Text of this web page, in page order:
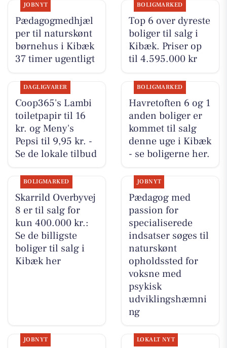
JOBNYT
Pædagogmedhjæl
per til naturskønt
børnehus i Kibæk
37 timer ugentligt
BOLIGMARKED
Top 6 over dyreste
boliger til salg i
Kibæk. Priser op
til 4.595.000 kr
DAGLIGVARER
Coop365's Lambi
toiletpapir til 16
kr. og Meny's
Pepsi til 9,95 kr. -
Se de lokale tilbud
BOLIGMARKED
Havretoften 6 og 1
anden boliger er
kommet til salg
denne uge i Kibæk
- se boligerne her.
BOLIGMARKED
Skarrild Overbyvej
8 er til salg for
kun 400.000 kr.:
Se de billigste
boliger til salg i
Kibæk her
JOBNYT
Pædagog med
passion for
specialiserede
indsatser søges til
naturskønt
opholdssted for
voksne med
psykisk
udviklingshæmni
ng
JOBNYT LOKALT NYT